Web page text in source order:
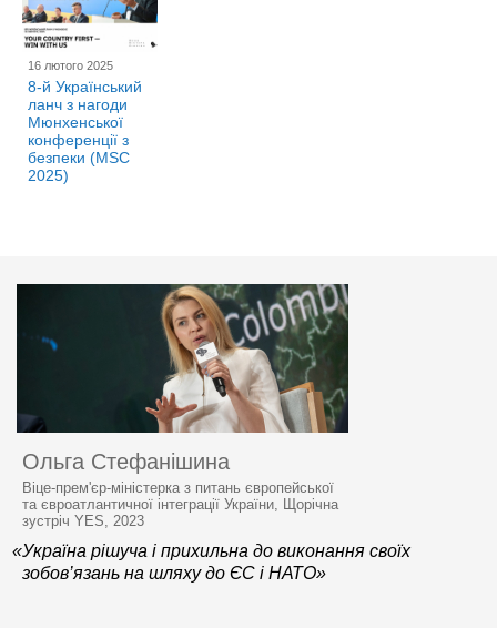
16 лютого 2025
8-й Український
ланч з нагоди
Мюнхенської
конференції з
безпеки (MSC
2025)
Ольга Стефанішина
Віце-прем'єр-міністерка з питань європейської
та євроатлантичної інтеграції України, Щорічна
зустріч YES, 2023
«Україна рішуча і прихильна до виконання своїх
зобов’язань на шляху до ЄС і НАТО»